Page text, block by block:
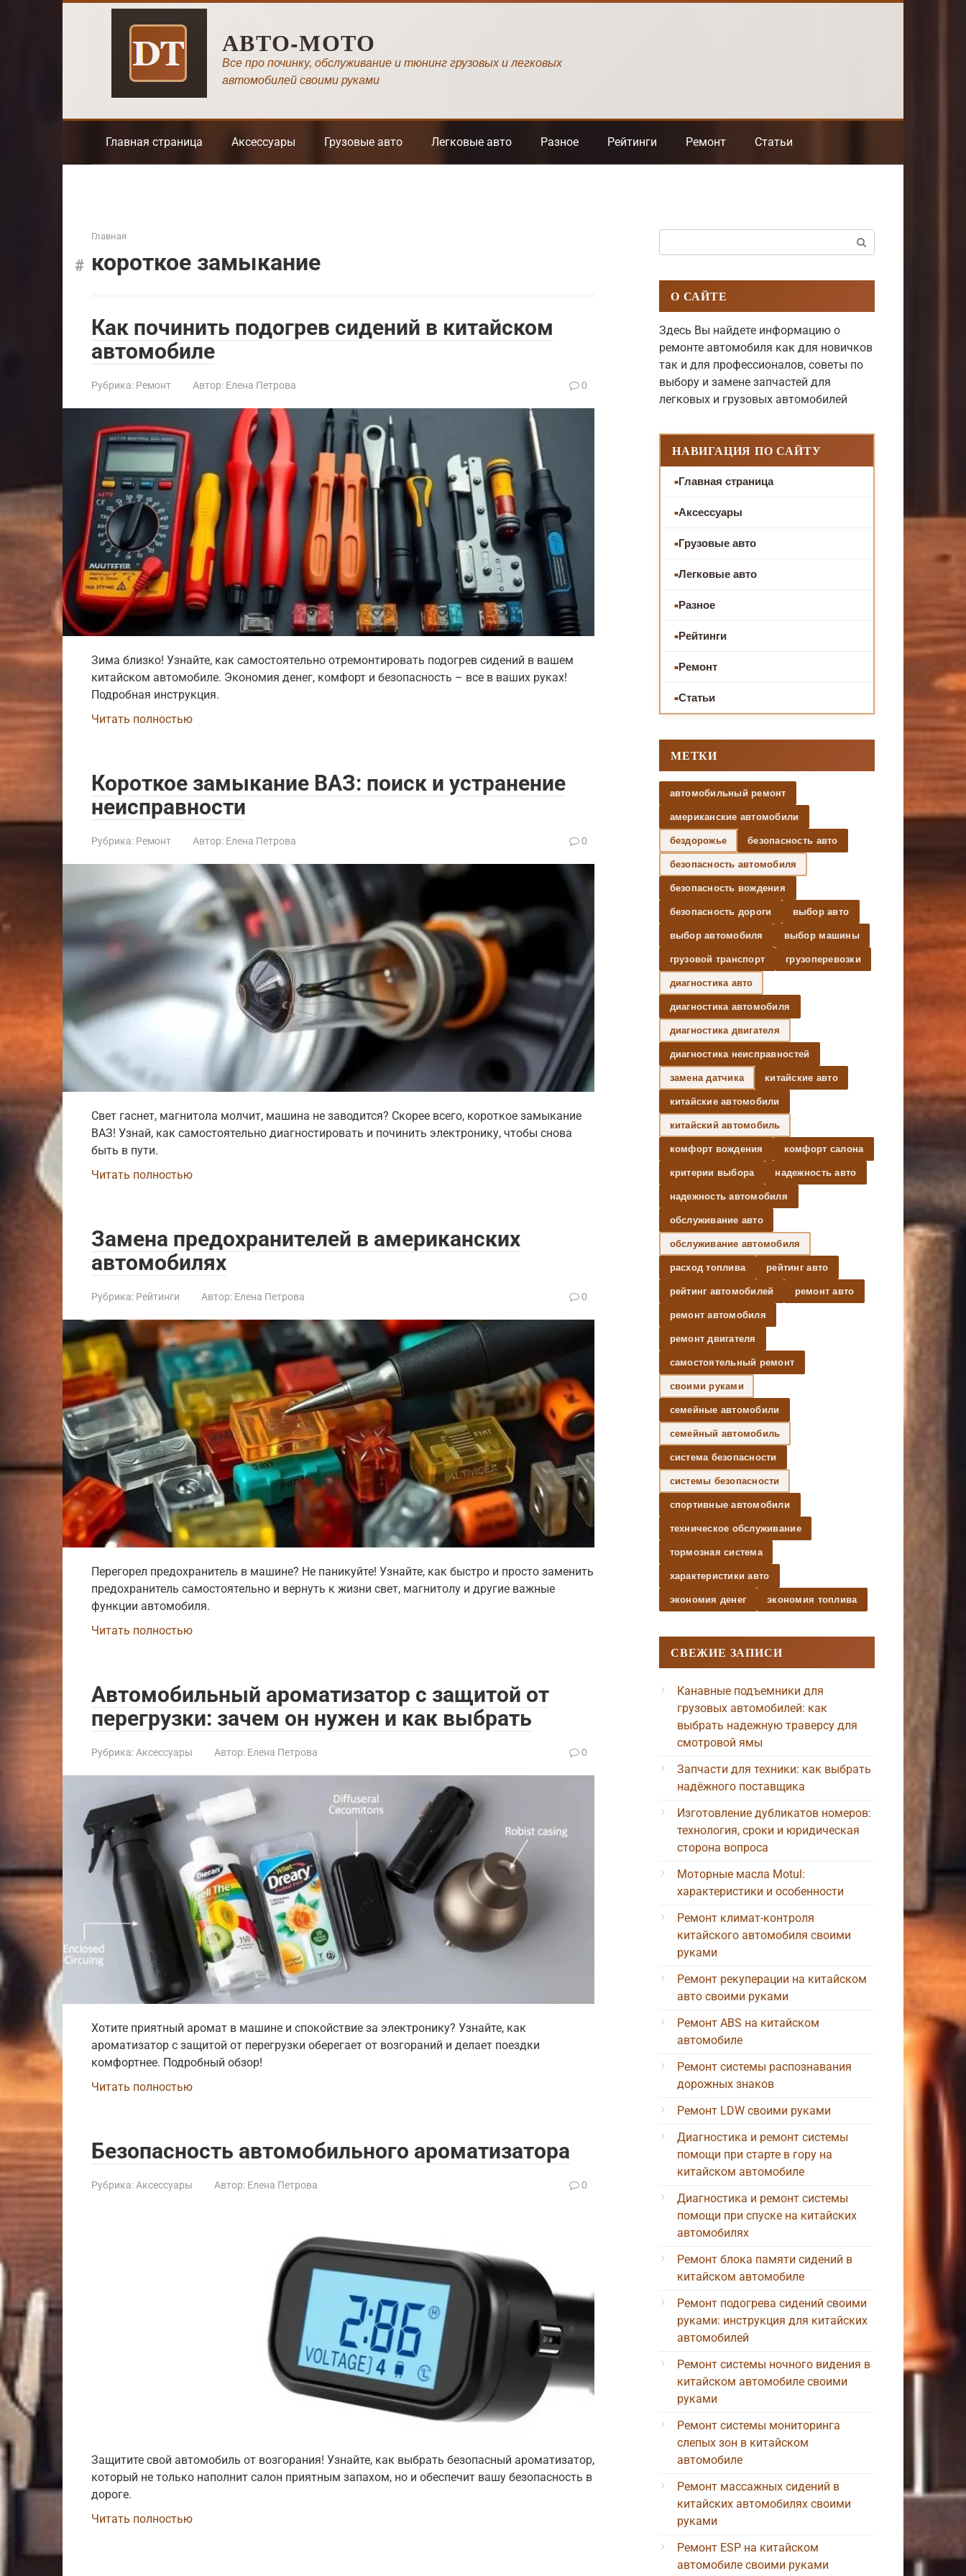
АВТО-МОТО
Все про починку, обслуживание и тюнинг грузовых и легковых
автомобилей своими руками
Главная страница Аксессуары Грузовые авто Легковые авто Разное Рейтинги Ремонт Статьи
Главная
короткое замыкание
Как починить подогрев сидений в китайском
автомобиле
Рубрика: Ремонт Автор: Елена Петрова 0
Зима близко! Узнайте, как самостоятельно отремонтировать подогрев сидений в вашем
китайском автомобиле. Экономия денег, комфорт и безопасность – все в ваших руках!
Подробная инструкция.
Читать полностью
Короткое замыкание ВАЗ: поиск и устранение
неисправности
Рубрика: Ремонт Автор: Елена Петрова 0
Свет гаснет, магнитола молчит, машина не заводится? Скорее всего, короткое замыкание
ВАЗ! Узнай, как самостоятельно диагностировать и починить электронику, чтобы снова
быть в пути.
Читать полностью
Замена предохранителей в американских
автомобилях
Рубрика: Рейтинги Автор: Елена Петрова 0
Перегорел предохранитель в машине? Не паникуйте! Узнайте, как быстро и просто заменить
предохранитель самостоятельно и вернуть к жизни свет, магнитолу и другие важные
функции автомобиля.
Читать полностью
Автомобильный ароматизатор с защитой от
перегрузки: зачем он нужен и как выбрать
Рубрика:Аксессуары Автор: Елена Петрова 0
Хотите приятный аромат в машине и спокойствие за электронику? Узнайте, как
ароматизатор с защитой от перегрузки оберегает от возгораний и делает поездки
комфортнее. Подробный обзор!
Читать полностью
Безопасность автомобильного ароматизатора
Рубрика: Аксессуары Автор: Елена Петрова 0
Защитите свой автомобиль от возгорания! Узнайте, как выбрать безопасный ароматизатор,
который не только наполнит салон приятным запахом, но и обеспечит вашу безопасность в
дороге.
Читать полностью
О САЙТЕ
Здесь Вы найдете информацию о
ремонте автомобиля как для новичков
так и для профессионалов, советы по
выбору и замене запчастей для
легковых и грузовых автомобилей
НАВИГАЦИЯ ПО САЙТУ
Главная страница
Аксессуары
Грузовые авто
Легковые авто
Разное
Рейтинги
Ремонт
Статьи
МЕТКИ
автомобильный ремонт
американские автомобили
бездорожье безопасность авто
безопасность автомобиля
безопасность вождения
безопасность дороги выбор авто
выбор автомобиля выбор машины
грузовой транспорт грузоперевозки
диагностика авто
диагностика автомобиля
диагностика двигателя
диагностика неисправностей
замена датчика китайские авто
китайские автомобили
китайский автомобиль
комфорт вождения комфорт салона
критерии выбора надежность авто
надежность автомобиля
обслуживание авто
обслуживание автомобиля
расход топлива рейтинг авто
рейтинг автомобилей ремонт авто
ремонт автомобиля
ремонт двигателя
самостоятельный ремонт
своими руками
семейные автомобили
семейный автомобиль
система безопасности
системы безопасности
спортивные автомобили
техническое обслуживание
тормозная система
характеристики авто
экономия денег экономия топлива
СВЕЖИЕ ЗАПИСИ
Канавные подъемники для
грузовых автомобилей: как
выбрать надежную траверсу для
смотровой ямы
Запчасти для техники: как выбрать
надёжного поставщика
Изготовление дубликатов номеров:
технология, сроки и юридическая
сторона вопроса
Моторные масла Motul:
характеристики и особенности
Ремонт климат-контроля
китайского автомобиля своими
руками
Ремонт рекуперации на китайском
авто своими руками
Ремонт ABS на китайском
автомобиле
Ремонт системы распознавания
дорожных знаков
Ремонт LDW своими руками
Диагностика и ремонт системы
помощи при старте в гору на
китайском автомобиле
Диагностика и ремонт системы
помощи при спуске на китайских
автомобилях
Ремонт блока памяти сидений в
китайском автомобиле
Ремонт подогрева сидений своими
руками: инструкция для китайских
автомобилей
Ремонт системы ночного видения в
китайском автомобиле своими
руками
Ремонт системы мониторинга
слепых зон в китайском
автомобиле
Ремонт массажных сидений в
китайских автомобилях своими
руками
Ремонт ESP на китайском
автомобиле своими руками